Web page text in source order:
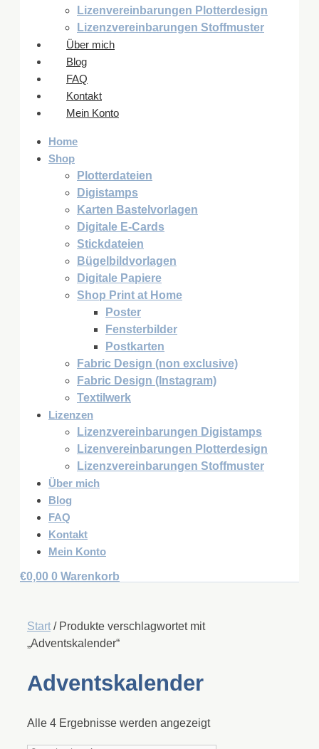
Lizenvereinbarungen Plotterdesign
Lizenzvereinbarungen Stoffmuster
Über mich
Blog
FAQ
Kontakt
Mein Konto
Home
Shop
Plotterdateien
Digistamps
Karten Bastelvorlagen
Digitale E-Cards
Stickdateien
Bügelbildvorlagen
Digitale Papiere
Shop Print at Home
Poster
Fensterbilder
Postkarten
Fabric Design (non exclusive)
Fabric Design (Instagram)
Textilwerk
Lizenzen
Lizenzvereinbarungen Digistamps
Lizenvereinbarungen Plotterdesign
Lizenzvereinbarungen Stoffmuster
Über mich
Blog
FAQ
Kontakt
Mein Konto
€0,00 0 Warenkorb
Start / Produkte verschlagwortet mit
„Adventskalender“
Adventskalender
Alle 4 Ergebnisse werden angezeigt